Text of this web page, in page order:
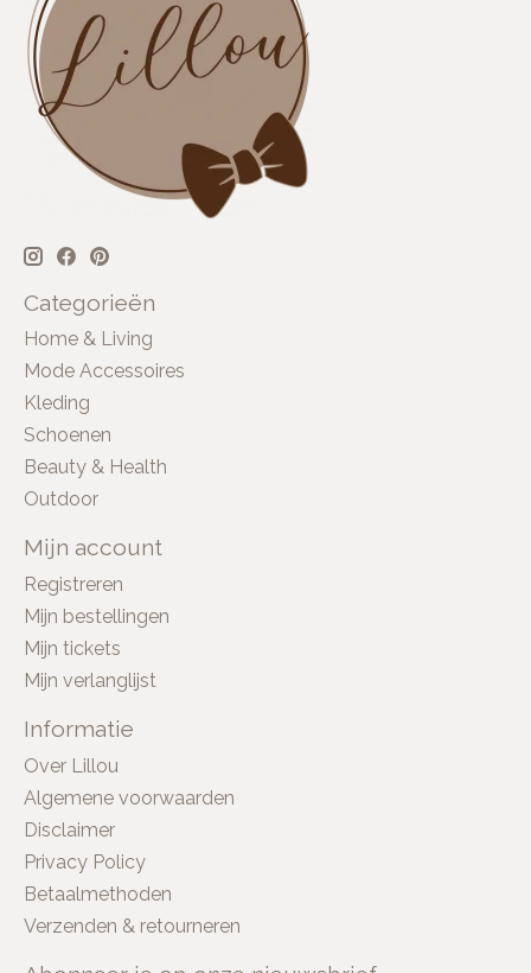
Categorieën
Home & Living
Mode Accessoires
Kleding
Schoenen
Beauty & Health
Outdoor
Mijn account
Registreren
Mijn bestellingen
Mijn tickets
Mijn verlanglijst
Informatie
Over Lillou
Algemene voorwaarden
Disclaimer
Privacy Policy
Betaalmethoden
Verzenden & retourneren